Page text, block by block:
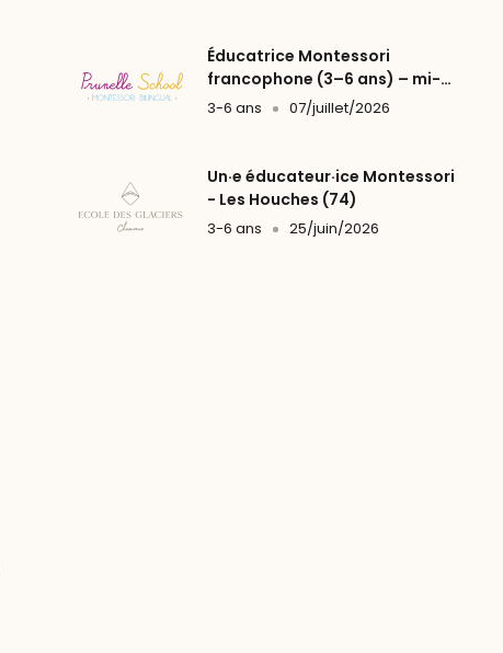
Éducatrice Montessori
francophone (3–6 ans) – mi-
temps - Levallois (92)
3-6 ans 07/juillet/2026
Un·e éducateur·ice Montessori
- Les Houches (74)
3-6 ans 25/juin/2026